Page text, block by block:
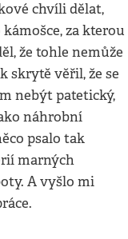
chvíli dělat,
za kterou
že tohle nemůže
skrytě věřil, že se
nebýt patetický,
náhrobní
psalo tak
marných
A vyšlo mi